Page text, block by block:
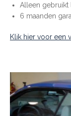
Alleen gebruikt
6 maanden
Klik hier voor een